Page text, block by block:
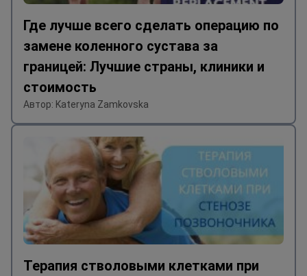
Где лучше всего сделать операцию по
замене коленного сустава за
границей: Лучшие страны, клиники и
стоимость
Автор: Kateryna Zamkovska
Терапия стволовыми клетками при